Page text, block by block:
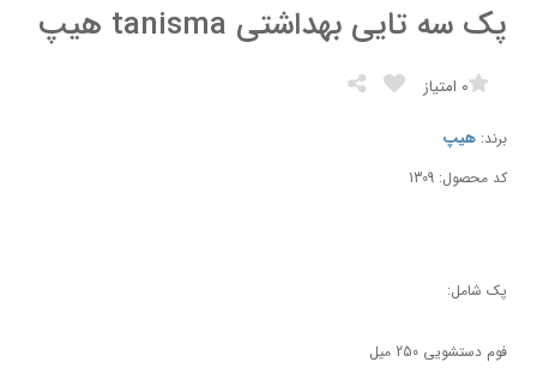
پک سه تایی بهداشتی tanisma هیپ
0 امتیاز
برند: هیپ
کد محصول: 1309
پک شامل:
فوم دستشویی 250 میل